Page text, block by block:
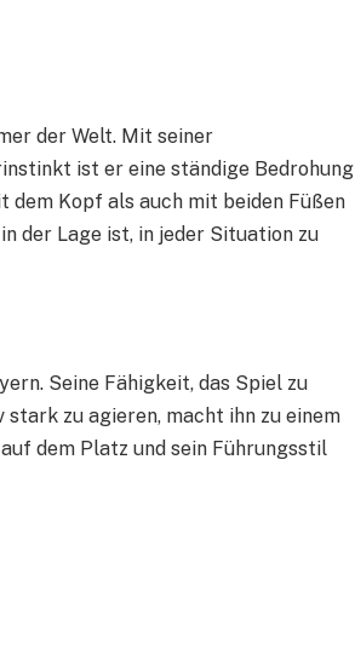
der Welt. Mit seiner
ist er eine ständige Bedrohung
dem Kopf als auch mit beiden Füßen
der Lage ist, in jeder Situation zu
Seine Fähigkeit, das Spiel zu
zu agieren, macht ihn zu einem
dem Platz und sein Führungsstil